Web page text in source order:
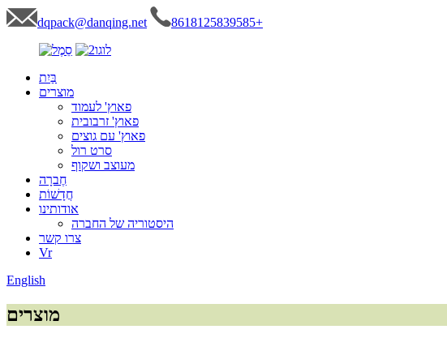
dqpack@danqing.net 8618125839585+
בַּיִת
מוצרים
פאוץ' לעמוד
פאוץ' זרבובית
פאוץ' עם גוצים
סרט רול
מעוצב ושקוף
חֶברָה
חֲדָשׁוֹת
אודותינו
היסטוריה של החברה
צרו קשר
Vr
English
מוצרים